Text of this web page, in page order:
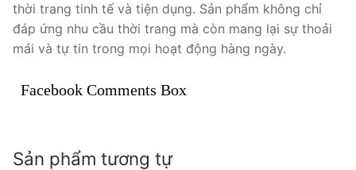
thời trang tinh tế và tiện dụng. Sản phẩm không chỉ
đáp ứng nhu cầu thời trang mà còn mang lại sự thoải
mái và tự tin trong mọi hoạt động hàng ngày.
Facebook Comments Box
Sản phẩm tương tự